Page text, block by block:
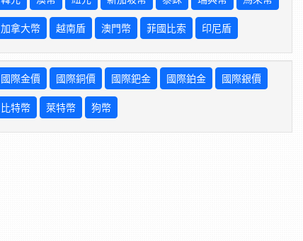
加拿大幣 越南盾 澳門幣 菲國比索 印尼盾
國際金價 國際銅價 國際鈀金 國際鉑金 國際銀價
比特幣 萊特幣 狗幣